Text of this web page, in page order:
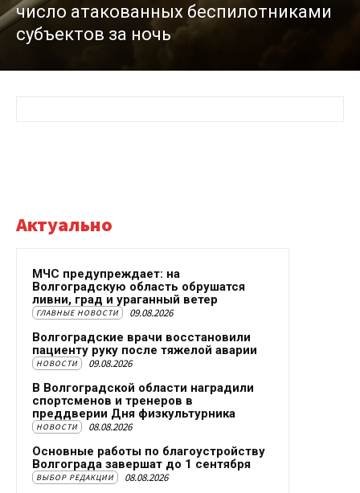
число атакованных беспилотниками
субъектов за ночь
Актуально
МЧС предупреждает: на
Волгоградскую область обрушатся
ливни, град и ураганный ветер
ГЛАВНЫЕ НОВОСТИ 09.08.2026
Волгоградские врачи восстановили
пациенту руку после тяжелой аварии
НОВОСТИ 09.08.2026
В Волгоградской области наградили
спортсменов и тренеров в
преддверии Дня физкультурника
НОВОСТИ 08.08.2026
Основные работы по благоустройству
Волгограда завершат до 1 сентября
ВЫБОР РЕДАКЦИИ 08.08.2026